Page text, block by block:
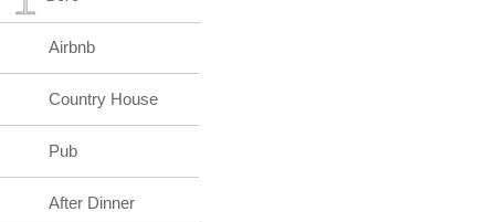
Airbnb
Country House
Pub
After Dinner